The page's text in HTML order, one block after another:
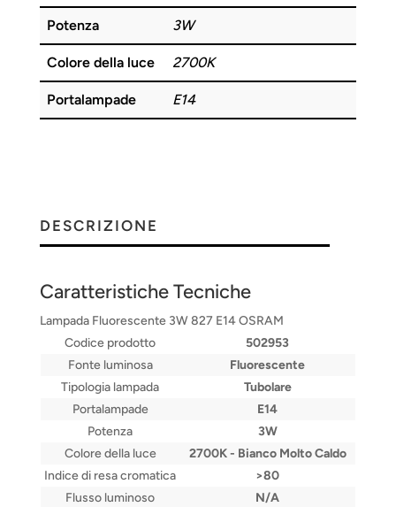
Potenza 3W
Colore della luce 2700K
Portalampade E14
DESCRIZIONE
Caratteristiche Tecniche
Lampada Fluorescente 3W 827 E14 OSRAM
Codice prodotto
502953
Fonte luminosa
Fluorescente
Tipologia lampada
Tubolare
Portalampade
E14
Potenza
3W
Colore della luce
2700K - Bianco Molto Caldo
Indice di resa cromatica
>80
Flusso luminoso
N/A